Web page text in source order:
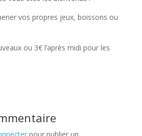
vos propres jeux, boissons ou
ou 3€ l’après midi pour les